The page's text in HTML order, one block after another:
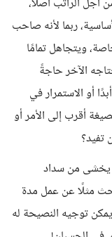
ربما لأنه صاحب
ويتجاهل تمامًا
الآخر حاجةً
أو الاستمرار في
أقرب إلى الأمر أو
تفيد؟
يخشى من سداد
مثلًا عن عمل مدة
توجيه النصيحة له